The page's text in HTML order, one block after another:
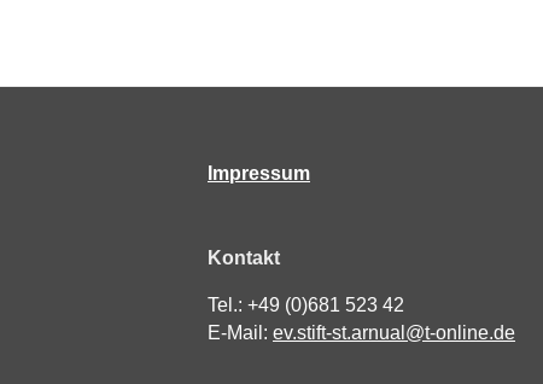
Impressum
Kontakt
Tel.: +49 (0)681 523 42
E-Mail: ev.stift-st.arnual@t-online.de